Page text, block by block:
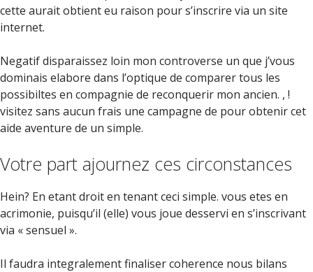
cette aurait obtient eu raison pour s’inscrire via un site
internet.
Negatif disparaissez loin mon controverse un que j’vous
dominais elabore dans l’optique de comparer tous les
possibiltes en compagnie de reconquerir mon ancien. , !
visitez sans aucun frais une campagne de pour obtenir cet
aide aventure de un simple.
Votre part ajournez ces circonstances
Hein? En etant droit en tenant ceci simple. vous etes en
acrimonie, puisqu’il (elle) vous joue desservi en s’inscrivant
via « sensuel ».
Il faudra integralement finaliser coherence nous bilans